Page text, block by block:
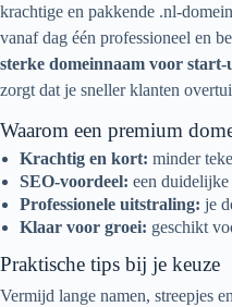
krachtige en pakkende .nl-
vanaf dag één professioneel en
sterke domeinnaam voor start-
zorgt dat je sneller klanten
Waarom een premium
Krachtig en kort: minder
SEO-voordeel: een
Professionele uitstraling: je
Klaar voor groei: geschikt
Praktische tips bij je keuze
Vermijd lange namen, streepjes